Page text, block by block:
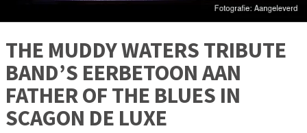
THE MUDDY WATERS TRIBUTE
BAND’S EERBETOON AAN
FATHER OF THE BLUES IN
SCAGON DE LUXE